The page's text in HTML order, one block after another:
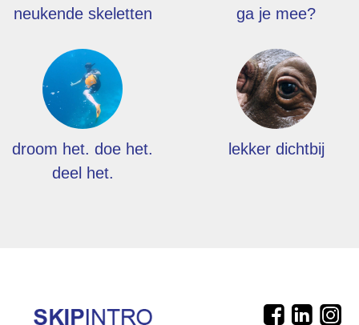
neukende skeletten ga je mee?
droom het. doe het.
deel het.
lekker dichtbij